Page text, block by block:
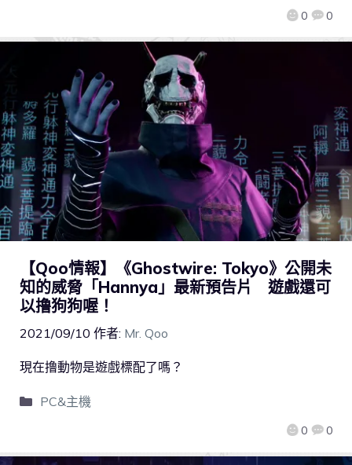
0 0
【Qoo情報】《Ghostwire: Tokyo》公開未
知的威脅「Hannya」最新預告片 遊戲還可
以撸狗狗喔！
2021/09/10 作者: Mr. Qoo
0 0
現在撸動物是遊戲標配了嗎？
PC&主機